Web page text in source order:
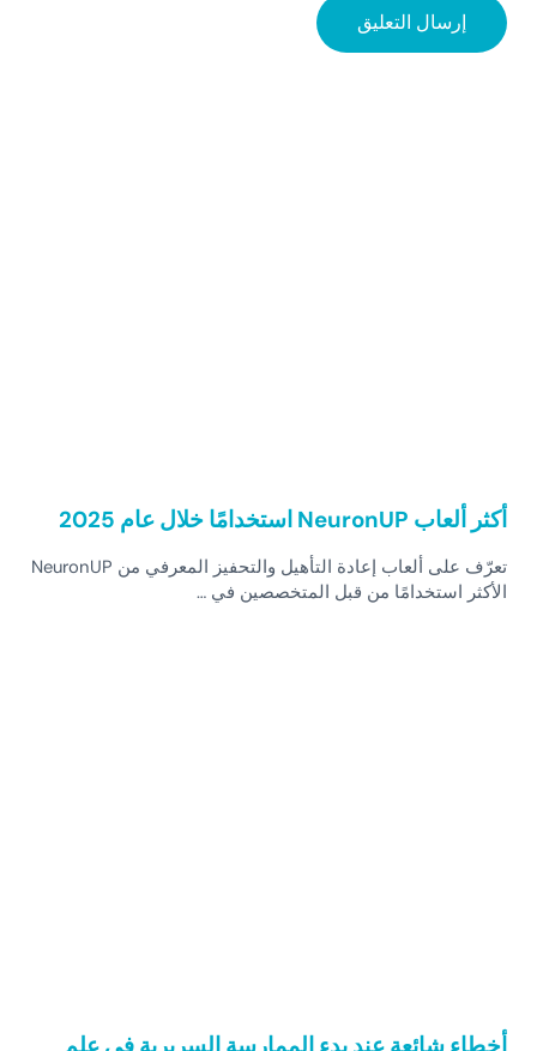
أكثر ألعاب NeuronUP استخدامًا خلال عام 2025
تعرّف على ألعاب إعادة التأهيل والتحفيز المعرفي من NeuronUP
الأكثر استخدامًا من قبل المتخصصين في …